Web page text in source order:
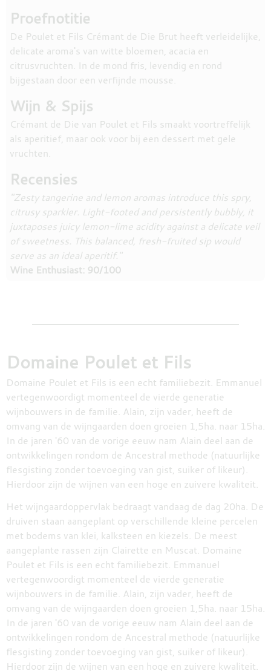
Proefnotitie
De Poulet et Fils Crémant de Die Brut heeft verleidelijke,
delicate aroma's van witte bloemen, acacia en
citrusvruchten. In de mond fris, levendig en rond
bijgestaan door een verfijnde mousse.
Wijn & Spijs
Crémant de Die van Poulet et Fils smaakt voortreffelijk
als aperitief, maar ook voor bij een dessert met gele
vruchten.
Recensies
"Zesty tangerine and lemon aromas introduce this spry,
citrusy sparkler. Light-footed and persistently bubbly, it
juxtaposes juicy lemon-lime acidity against a delicate veil
of sweetness. This balanced, fresh-fruited sip would
serve as an ideal aperitif."
Wine Enthusiast: 90/100
Domaine Poulet et Fils
Domaine Poulet et Fils is een echt familiebezit. Emmanuel
vertegenwoordigt momenteel de vierde generatie
wijnbouwers in de familie. Alain, zijn vader, heeft de
omvang van de wijngaarden doen groeien 1,5ha. naar 15ha.
In de jaren '60 van de vorige eeuw nam Alain deel aan de
ontwikkelingen rondom de Ancestral methode (natuurlijke
flesgisting zonder toevoeging van gist, suiker of likeur).
Hierdoor zijn de wijnen van een hoge en zuivere kwaliteit.
Het wijngaardoppervlak bedraagt vandaag de dag 20ha. De
druiven staan aangeplant op verschillende kleine percelen
met bodems van klei, kalksteen en kiezels. De meest
aangeplante rassen zijn Clairette en Muscat. Domaine
Poulet et Fils is een echt familiebezit. Emmanuel
vertegenwoordigt momenteel de vierde generatie
wijnbouwers in de familie. Alain, zijn vader, heeft de
omvang van de wijngaarden doen groeien 1,5ha. naar 15ha.
In de jaren '60 van de vorige eeuw nam Alain deel aan de
ontwikkelingen rondom de Ancestral methode (natuurlijke
flesgisting zonder toevoeging van gist, suiker of likeur).
Hierdoor zijn de wijnen van een hoge en zuivere kwaliteit.